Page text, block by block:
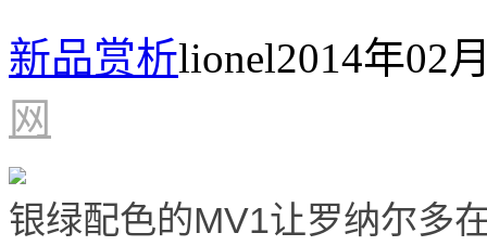
新品赏析lionel2014年02
网
银绿配色的MV1让罗纳尔多